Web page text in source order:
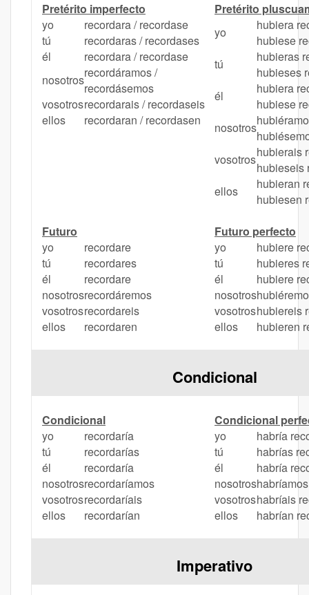
Pretérito imperfecto
yo
recordara / recordase
tú
recordaras / recordases
él
recordara / recordase
nosotrosrecordáramos /
recordásemos
vosotrosrecordarais / recordaseis
ellos
recordaran / recordasen
Pretérito
yo
hubiera
hubiese
tú
hubieras
hubieses
él
hubiera
hubiese
nosotros
vosotroshubierais
hubieseis
ellos
hubieran
hubiesen
Futuro
yo
recordare
tú
recordares
él
recordare
nosotrosrecordáremos
vosotrosrecordareis
ellos
recordaren
Futuro perfecto
yo
hubiere
tú
hubieres
él
hubiere
nosotros
vosotroshubiereis
ellos
hubieren
Condicional
Condicional
yo
recordaría
tú
recordarías
él
recordaría
nosotrosrecordaríamos
vosotrosrecordaríais
ellos
recordarían
Condicional
yo
habría
tú
habrías
él
habría
nosotros
vosotroshabríais
ellos
habrían
Imperativo